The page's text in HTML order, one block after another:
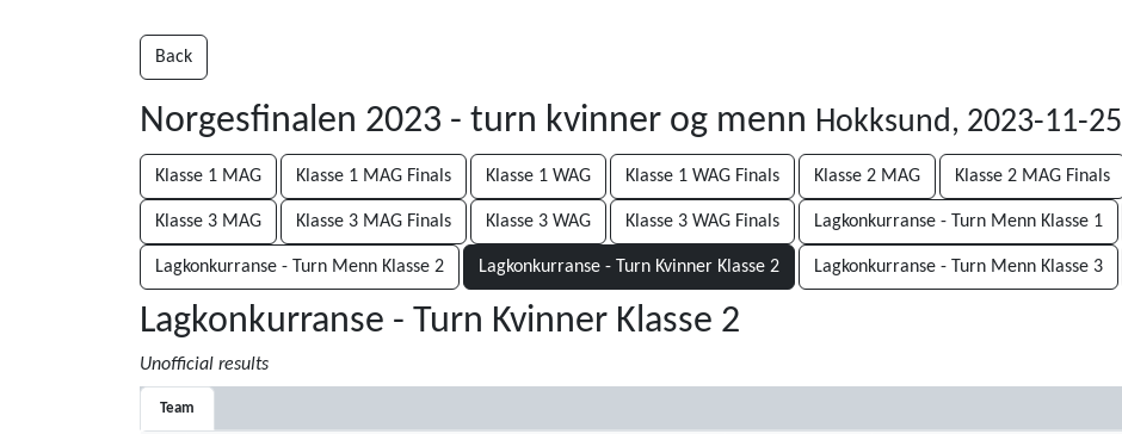
Back
Norgesfinalen 2023 - turn kvinner og menn Hokksund, 2023-11-25
Klasse 1 MAG Klasse 1 MAG Finals Klasse 1 WAG Klasse 1 WAG Finals Klasse 2 MAG Klasse 2 MAG Finals
Klasse 3 MAG Klasse 3 MAG Finals Klasse 3 WAG Klasse 3 WAG Finals Lagkonkurranse - Turn Menn Klasse 1
Lagkonkurranse - Turn Menn Klasse 2 Lagkonkurranse - Turn Kvinner Klasse 2 Lagkonkurranse - Turn Menn Klasse 3
Lagkonkurranse - Turn Kvinner Klasse 2
Unofficial results
Team